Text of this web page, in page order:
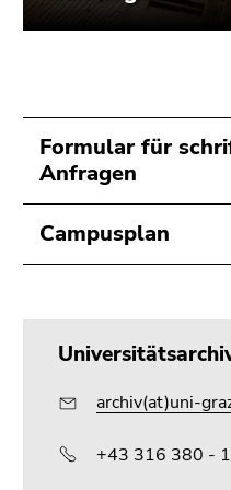
Formular für
Anfragen
Campusplan
archiv(at)uni-
+43 316 380 -